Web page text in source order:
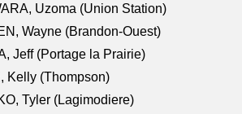
Uzoma (Union Station)
Wayne (Brandon-Ouest)
Jeff (Portage la Prairie)
Kelly (Thompson)
Tyler (Lagimodiere)